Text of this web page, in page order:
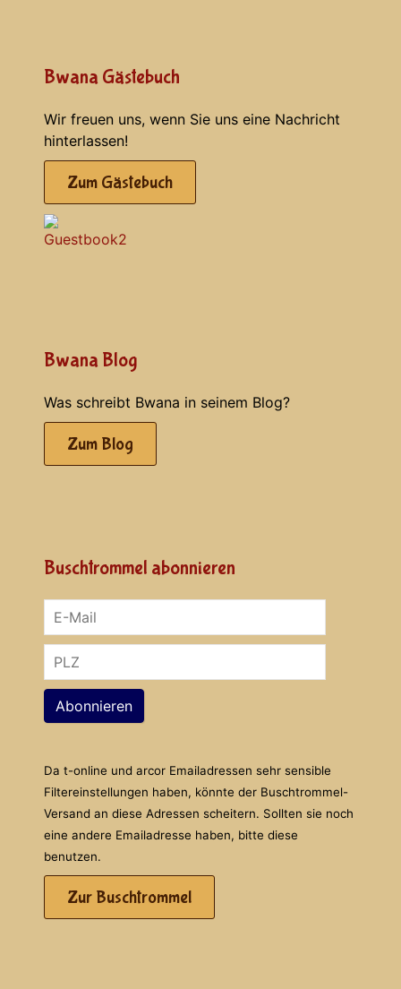
Bwana Gästebuch
Wir freuen uns, wenn Sie uns eine Nachricht
hinterlassen!
Zum Gästebuch
Bwana Blog
Was schreibt Bwana in seinem Blog?
Zum Blog
Buschtrommel abonnieren
Abonnieren
Da t-online und arcor Emailadressen sehr sensible
Filtereinstellungen haben, könnte der Buschtrommel-
Versand an diese Adressen scheitern. Sollten sie noch
eine andere Emailadresse haben, bitte diese
benutzen.
Zur Buschtrommel